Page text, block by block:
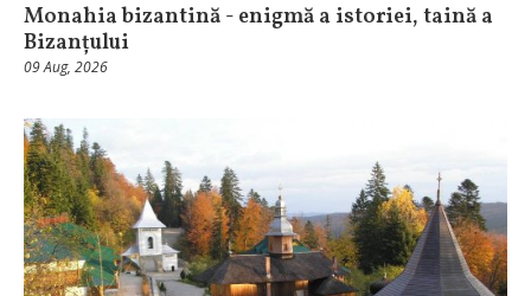
Monahia bizantină - enigmă a istoriei, taină a
Bizanțului
09 Aug, 2026